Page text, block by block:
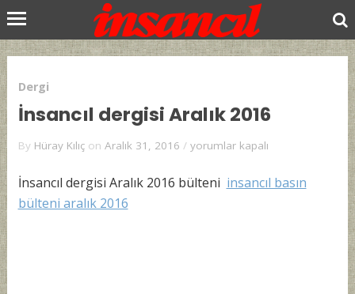
Dergi
İnsancıl dergisi Aralık 2016
By Hüray Kılıç on Aralık 31, 2016 / İnsancıl
Aralık
yorumlar kapalı
İnsancıl dergisi Aralık 2016 bülteni insancıl basın
bülteni aralık 2016